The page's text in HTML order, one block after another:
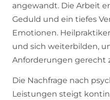
angewandt. Die Arbeit
Geduld und ein tiefes
Emotionen.
und sich weiterbilden,
Anforderungen gerecht
Die Nachfrage nach
Leistungen steigt